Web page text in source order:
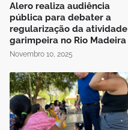
Alero realiza audiência
pública para debater a
regularização da atividade
garimpeira no Rio Madeira
Novembro 10, 2025